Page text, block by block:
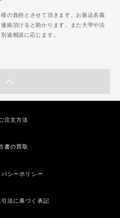
の負担とさせて頂きます。お振込名義
絡頂けると助かります。また大学や法
途相談に応じます。
注文方法
書の買取
シーポリシー
引法に基づく表記